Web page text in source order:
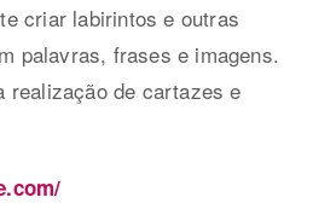
criar labirintos e outras
palavras, frases e imagens.
realização de cartazes e